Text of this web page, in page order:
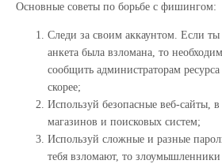
Основные советы по борьбе с фишингом:
Следи за своим аккаунтом. Если ты
анкета была взломана, то
сообщить администраторам
скорее;
Используй безопасные веб-сайты,
магазинов и поисковых систем;
Используй сложные и разные
тебя взломают, то злоумышленники